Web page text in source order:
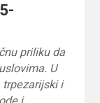
priliku da
U
trpezarijski i